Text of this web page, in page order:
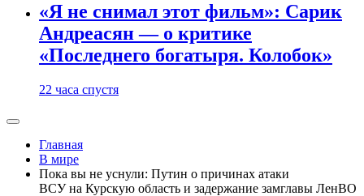
«Я не снимал этот фильм»: Сарик
Андреасян — о критике
«Последнего богатыря. Колобок»
22 часа спустя
Главная
В мире
Пока вы не уснули: Путин о причинах атаки
ВСУ на Курскую область и задержание замглавы ЛенВО